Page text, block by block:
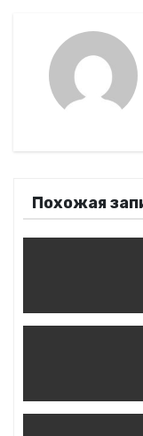
я
п
з
п
Похожая